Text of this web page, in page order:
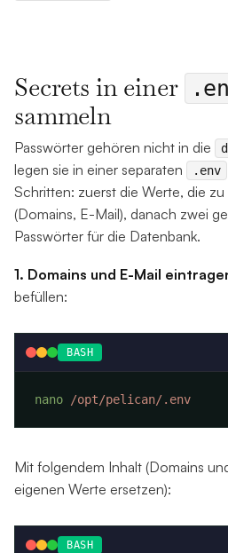
Secrets in einer
sammeln
Passwörter gehören nicht in die
legen sie in einer separaten
.env
Schritten: zuerst die Werte, die
(Domains, E-Mail), danach zwei
Passwörter für die Datenbank.
1. Domains und E-Mail
befüllen:
BASH
nano
Mit folgendem Inhalt (Domains
eigenen Werte ersetzen):
BASH